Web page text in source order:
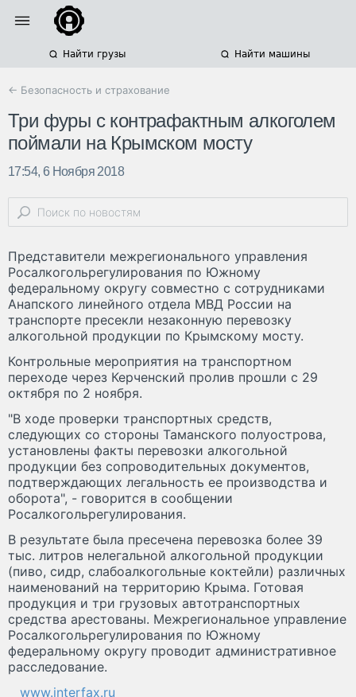
Найти грузы Найти машины
← Безопасность и страхование
Три фуры с контрафактным алкоголем
поймали на Крымском мосту
17:54, 6 Ноября 2018
Представители межрегионального управления
Росалкогольрегулирования по Южному
федеральному округу совместно с сотрудниками
Анапского линейного отдела МВД России на
транспорте пресекли незаконную перевозку
алкогольной продукции по Крымскому мосту.
Контрольные мероприятия на транспортном
переходе через Керченский пролив прошли с 29
октября по 2 ноября.
"В ходе проверки транспортных средств,
следующих со стороны Таманского полуострова,
установлены факты перевозки алкогольной
продукции без сопроводительных документов,
подтверждающих легальность ее производства и
оборота", - говорится в сообщении
Росалкогольрегулирования.
В результате была пресечена перевозка более 39
тыс. литров нелегальной алкогольной продукции
(пиво, сидр, слабоалкогольные коктейли) различных
наименований на территорию Крыма. Готовая
продукция и три грузовых автотранспортных
средства арестованы. Межрегиональное управление
Росалкогольрегулирования по Южному
федеральному округу проводит административное
расследование.
www.interfax.ru